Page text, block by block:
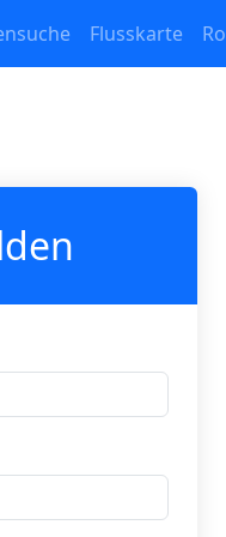
Flusskarte